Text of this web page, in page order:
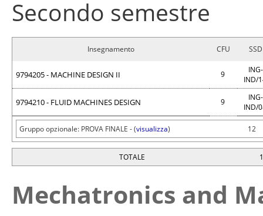
Secondo semestre
Insegnamento CFU SSD
9794205 - MACHINE DESIGN II 9
ING-
IND/
9794210 - FLUID MACHINES DESIGN 9
ING-
IND/
Gruppo opzionale: PROVA FINALE - (visualizza) 12
TOTALE
Mechatronics and